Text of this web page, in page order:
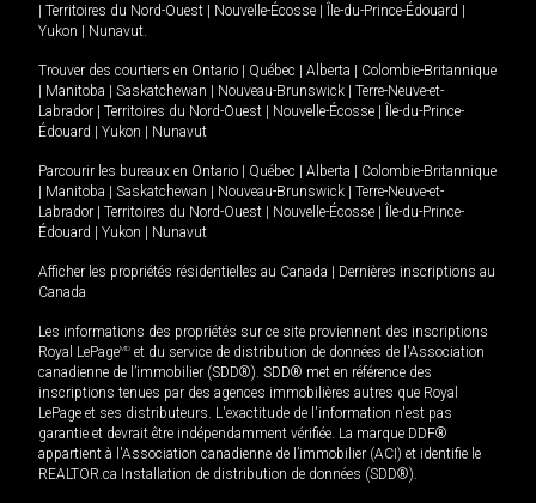
| Territoires du Nord-Ouest | Nouvelle-Écosse | Île-du-Prince-Édouard |
Yukon | Nunavut
Trouver des courtiers en Ontario | Québec | Alberta | Colombie-Britannique
| Manitoba | Saskatchewan | Nouveau-Brunswick | Terre-Neuve-et-
Labrador | Territoires du Nord-Ouest | Nouvelle-Écosse | Île-du-Prince-
Édouard | Yukon | Nunavut
Parcourir les bureaux en Ontario | Québec | Alberta | Colombie-Britannique
| Manitoba | Saskatchewan | Nouveau-Brunswick | Terre-Neuve-et-
Labrador | Territoires du Nord-Ouest | Nouvelle-Écosse | Île-du-Prince-
Édouard | Yukon | Nunavut
Afficher les propriétés résidentielles au Canada | Dernières inscriptions au
Canada
Les informations des propriétés sur ce site proviennent des inscriptions
Royal LePageMD et du service de distribution de données de l'Association
canadienne de l’immobilier (SDD®). SDD® met en référence des
inscriptions tenues par des agences immobilières autres que Royal
LePage et ses distributeurs. L'exactitude de l'information n'est pas
garantie et devrait être indépendamment vérifiée. La marque DDF®
appartient à l'Association canadienne de l’immobilier (ACI) et identifie le
REALTOR.ca Installation de distribution de données (SDD®).